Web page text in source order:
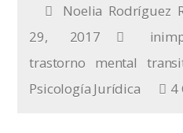
Noelia Rodríguez
29, 2017
trastorno mental
Psicología Jurídica
4